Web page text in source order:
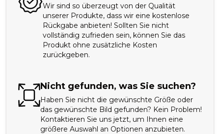
Wir sind so überzeugt von der Qualität
unserer Produkte, dass wir eine kostenlose
Rückgabe anbieten! Sollten Sie nicht
vollständig zufrieden sein, können Sie das
Produkt ohne zusätzliche Kosten
zurückgeben.
Nicht gefunden, was Sie suchen?
Haben Sie nicht die gewünschte Größe oder
das gewünschte Bild gefunden? Kein Problem!
Kontaktieren Sie uns jetzt, um Ihnen eine
größere Auswahl an Optionen anzubieten.